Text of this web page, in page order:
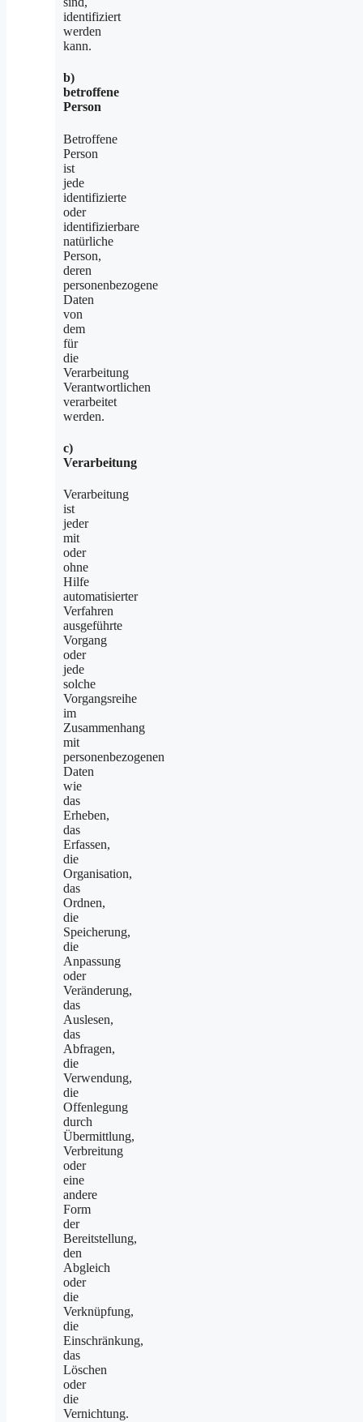
identifiziert
werden
kann.
b)
betroffene
Person
Betroffene
Person
ist
jede
identifizierte
oder
identifizierbare
natürliche
Person,
deren
personenbezogene
Daten
von
dem
für
die
Verarbeitung
Verantwortlichen
verarbeitet
werden.
c)
Verarbeitung
Verarbeitung
ist
jeder
mit
oder
ohne
Hilfe
automatisierter
Verfahren
ausgeführte
Vorgang
oder
jede
solche
Vorgangsreihe
im
Zusammenhang
mit
personenbezogenen
Daten
wie
das
Erheben,
das
Erfassen,
die
Organisation,
das
Ordnen,
die
Speicherung,
die
Anpassung
oder
Veränderung,
das
Auslesen,
das
Abfragen,
die
Verwendung,
die
Offenlegung
durch
Übermittlung,
Verbreitung
oder
eine
andere
Form
der
Bereitstellung,
den
Abgleich
oder
die
Verknüpfung,
die
Einschränkung,
das
Löschen
oder
die
Vernichtung.